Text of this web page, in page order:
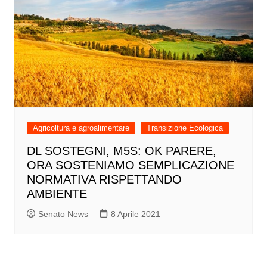
Agricoltura e agroalimentare Transizione Ecologica
DL SOSTEGNI, M5S: OK PARERE,
ORA SOSTENIAMO SEMPLICAZIONE
NORMATIVA RISPETTANDO
AMBIENTE
Senato News 8 Aprile 2021